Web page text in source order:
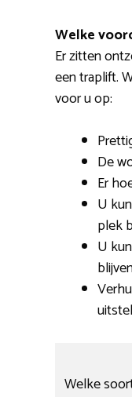
Welke
Er zitten
een traplift.
voor u op:
De
Er
U
plek
U
Welke